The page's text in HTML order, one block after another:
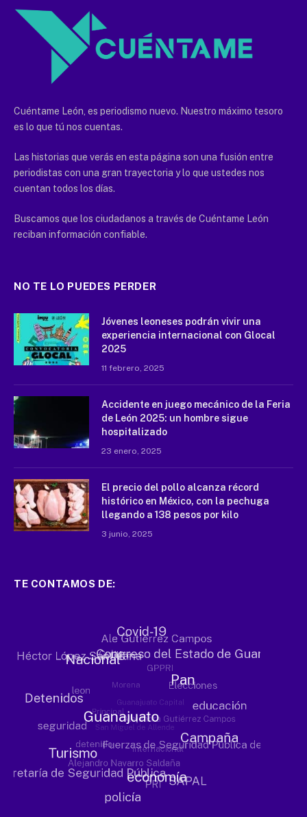
Cuéntame León, es periodismo nuevo. Nuestro máximo tesoro
es lo que tú nos cuentas.
Las historias que verás en esta página son una fusión entre
periodistas con una gran trayectoria y lo que ustedes nos
cuentan todos los días.
Buscamos que los ciudadanos a través de Cuéntame León
reciban información confiable.
NO TE LO PUEDES PERDER
Jóvenes leoneses podrán vivir una
experiencia internacional con Glocal
2025
11 febrero, 2025
Accidente en juego mecánico de la Feria
de León 2025: un hombre sigue
hospitalizado
23 enero, 2025
El precio del pollo alcanza récord
histórico en México, con la pechuga
llegando a 138 pesos por kilo
3 junio, 2025
TE CONTAMOS DE: